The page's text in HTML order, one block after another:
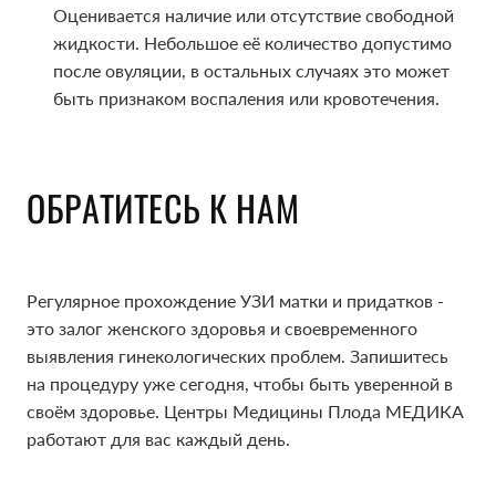
Оценивается наличие или отсутствие свободной
жидкости. Небольшое её количество допустимо
после овуляции, в остальных случаях это может
быть признаком воспаления или кровотечения.
ОБРАТИТЕСЬ К НАМ
Регулярное прохождение УЗИ матки и придатков -
это залог женского здоровья и своевременного
выявления гинекологических проблем. Запишитесь
на процедуру уже сегодня, чтобы быть уверенной в
своём здоровье. Центры Медицины Плода МЕДИКА
работают для вас каждый день.
Оценивается наличие или отсутствие свободной
жидкости. Небольшое её количество допустимо
после овуляции, в остальных случаях это может
быть признаком воспаления или кровотечения.
ОБРАТИТЕСЬ К НАМ
Регулярное прохождение УЗИ матки и придатков -
это залог женского здоровья и своевременного
выявления гинекологических проблем. Запишитесь
на процедуру уже сегодня, чтобы быть уверенной в
своём здоровье. Центры Медицины Плода МЕДИКА
работают для вас каждый день.